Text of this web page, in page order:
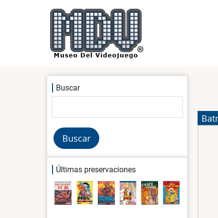
Buscar
Últimas preservaciones